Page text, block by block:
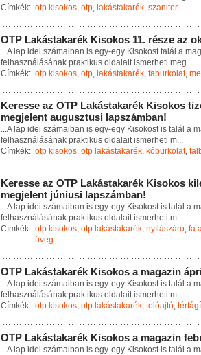
Címkék: otp kisokos, otp, lakástakarék, szaniter
OTP Lakástakarék Kisokos 11. része az o
...A ap idei számaiban is egy-egy Kisokost ta á a mag
fe haszná ásának prakti kus o da ait ismerheti meg ...
Címkék: otp kisokos, otp, lakástakarék, faburkolat,
Keresse az OTP Lakástakarék Kisokos tiz
megjelent augusztusi lapszámban!
...A ap idei számaiban is egy-egy Kisokost is ta á a m
fe haszná ásának prakti kus o da ait ismerheti m...
Címkék: otp kisokos, otp lakástakarék, kőburkolat,
Keresse az OTP Lakástakarék Kisokos kil
megjelent júniusi lapszámban!
...A ap idei számaiban is egy-egy Kisokost is ta á a m
fe haszná ásának prakti kus o da ait ismerheti m...
Címkék: otp kisokos, otp lakástakarék, nyílászáró, fa
üveg
OTP Lakástakarék Kisokos a magazin ápr
...A ap idei számaiban is egy-egy Kisokost is ta á a m
fe haszná ásának prakti kus o da ait ismerheti m...
Címkék: otp kisokos, otp lakástakarék, tolóajtó,
OTP Lakástakarék Kisokos a magazin feb
...A ap idei számaiban is egy-egy Kisokost is ta á a m